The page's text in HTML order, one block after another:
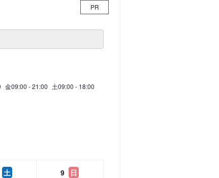
PR
金09:00 - 21:00 土09:00 - 18:00
土 9 日